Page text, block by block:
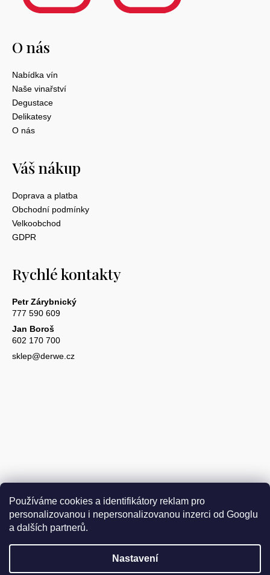
Používáme cookies a identifikátory reklam pro
personalizovanou i nepersonalizovanou inzerci od Googlu
a dalších partnerů.
Nastavení
O nás
Nabídka vín
Naše vinařství
Degustace
Delikatesy
O nás
Váš nákup
Doprava a platba
Obchodní podmínky
Velkoobchod
GDPR
Rychlé kontakty
Petr Zárybnický
777 590 609
Jan Boroš
602 170 700
sklep@derwe.cz